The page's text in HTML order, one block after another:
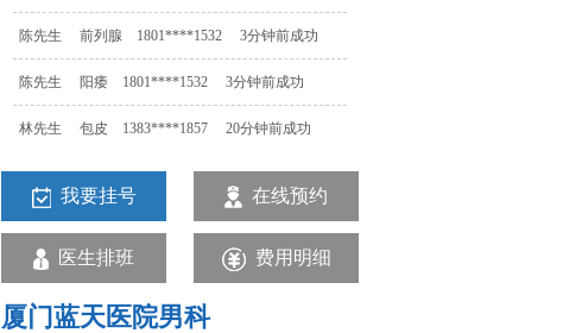
陈先生 前列腺 1801****1532 3分钟前成功
陈先生 阳痿 1801****1532 3分钟前成功
林先生 包皮 1383****1857 20分钟前成功
覃先生 尿道炎 1375****7195 12分钟前成功
陈先生 前列腺 1801****1532 3分钟前成功
我要挂号 在线预约
医生排班 费用明细
厦门蓝天医院男科